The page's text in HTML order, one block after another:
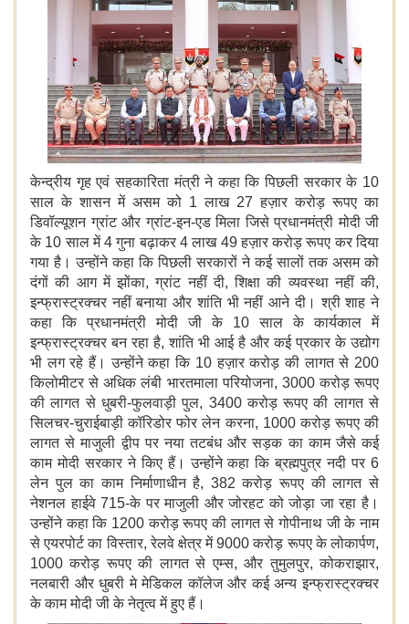
केन्द्रीय गृह एवं सहकारिता मंत्री ने कहा कि पिछली सरकार के 10
साल के शासन में असम को 1 लाख 27 हज़ार करोड़ रूपए का
डिवॉल्यूशन ग्रांट और ग्रांट-इन-एड मिला जिसे प्रधानमंत्री मोदी जी
के 10 साल में 4 गुना बढ़ाकर 4 लाख 49 हज़ार करोड़ रूपएकर दिया
गया है। उन्होंने कहा कि पिछली सरकारों ने कई सालों तक असम को
दंगों की आग में झोंका, ग्रांट नहीं दी, शिक्षा की व्यवस्था नहीं की,
इन्फ्रास्ट्रक्चर नहीं बनाया और शांति भी नहीं आने दी। श्री शाह ने
कहा कि प्रधानमंत्री मोदी जी के 10 साल के कार्यकाल में
इन्फ्रास्ट्रक्चर बन रहा है, शांति भी आई है और कई प्रकार के उद्योग
भी लग रहे हैं। उन्होंने कहा कि 10 हज़ार करोड़ की लागत से 200
किलोमीटर से अधिक लंबी भारतमाला परियोजना, 3000 करोड़ रूपए
की लागत से धुबरी-फुलवाड़ी पुल, 3400 करोड़ रूपए की लागत से
सिलचर-चुराईबाड़ी कॉरिडोर फोर लेन करना, 1000 करोड़ रूपए की
लागत से माजुली द्वीप पर नया तटबंध और सड़क का काम जैसे कई
काम मोदी सरकार ने किए हैं। उन्होंने कहा कि ब्रह्मपुत्र नदी पर 6
लेन पुल का काम निर्माणाधीन है, 382 करोड़ रूपए की लागत से
नेशनल हाईवे 715-के पर माजुली और जोरहट को जोड़ा जा रहा है।
उन्होंने कहा कि 1200 करोड़ रूपए की लागत से गोपीनाथ जी के नाम
से एयरपोर्ट का विस्तार, रेलवे क्षेत्र में 9000 करोड़ रूपए के लोकार्पण,
1000 करोड़ रूपए की लागत से एम्स, और तुमुलपुर, कोकराझार,
नलबारी और धुबरी मे मेडिकल कॉलेज और कई अन्य इन्फ्रास्ट्रक्चर
के काम मोदी जी के नेतृत्व में हुए हैं।